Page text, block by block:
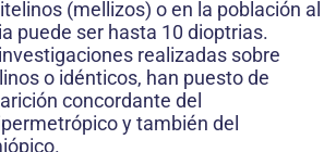
(mellizos) o en la población al
puede ser hasta 10 dioptrias.
realizadas sobre
o idénticos, han puesto de
concordante del
y también del